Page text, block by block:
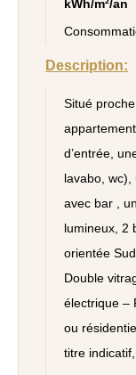
kWh/m²/an
Description:
Situé
d’entrée,
lavabo, wc),
avec bar ,
lumineux, 2
orientée
Double
électrique –
ou
titre